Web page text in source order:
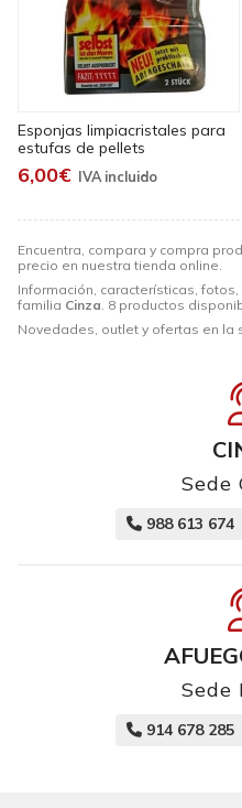
Encuentra, compara y compra
precio en nuestra tienda online.
Información, características,
familia Cinza . 8 productos
Novedades, outlet y ofertas en la
Esponjas limpiacristales para
estufas de pellets
6,00€
Sede
988 613 674
Sede
914 678 285